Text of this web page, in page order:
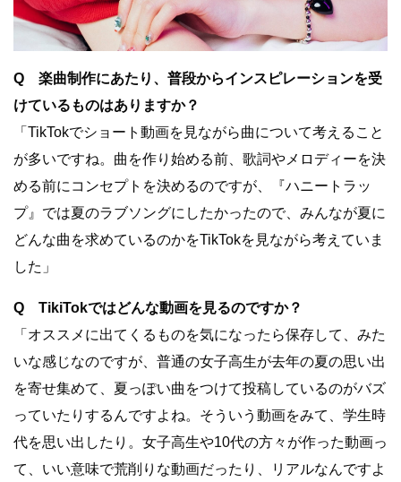
Q 楽曲制作にあたり、普段からインスピレーションを受
けているものはありますか？
「TikTokでショート動画を見ながら曲について考えること
が多いですね。曲を作り始める前、歌詞やメロディーを決
める前にコンセプトを決めるのですが、『ハニートラッ
プ』では夏のラブソングにしたかったので、みんなが夏に
どんな曲を求めているのかをTikTokを見ながら考えていま
した」
Q TikiTokではどんな動画を見るのですか？
「オススメに出てくるものを気になったら保存して、みた
いな感じなのですが、普通の女子高生が去年の夏の思い出
を寄せ集めて、夏っぽい曲をつけて投稿しているのがバズ
っていたりするんですよね。そういう動画をみて、学生時
代を思い出したり。女子高生や10代の方々が作った動画っ
て、いい意味で荒削りな動画だったり、リアルなんですよ